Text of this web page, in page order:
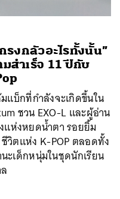
งกลัวอะไรทั้งนั้น”
สำเร็จ 11 ปีกับ
แบ็กที่กำลังจะเกิดขึ้นใน
ชวน EXO-L และผู้อ่าน
แห่งหยดน้ำตา รอยยิ้ม
วิตแห่ง K-POP ตลอดทั้ง
ะเด็กหนุ่มในชุดนักเรียน